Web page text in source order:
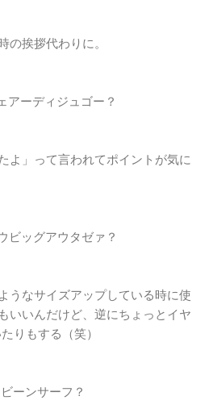
の挨拶代わりに。
アーディジュゴー？
よ」って言われてポイントが気に
ビッグアウタゼァ？
うなサイズアップしている時に使
いいんだけど、逆にちょっとイヤ
りもする（笑）
ーンサーフ？